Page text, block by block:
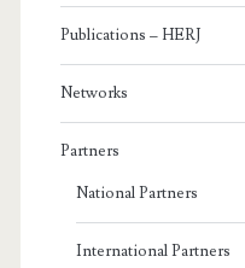
Publications – HERJ
Networks
Partners
National Partners
International Partners